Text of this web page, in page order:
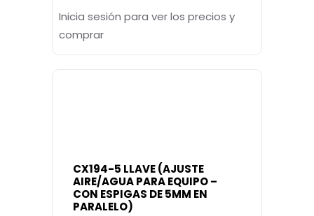
Inicia sesión para ver los precios y
comprar
CX194-5 LLAVE (AJUSTE
AIRE/AGUA PARA EQUIPO –
CON ESPIGAS DE 5MM EN
PARALELO)